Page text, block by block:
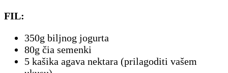
FIL:
350g biljnog jogurta
80g čia semenki
5 kašika agava nektara (prilagoditi vašem